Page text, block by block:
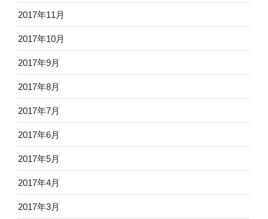
2017年11月
2017年10月
2017年9月
2017年8月
2017年7月
2017年6月
2017年5月
2017年4月
2017年3月